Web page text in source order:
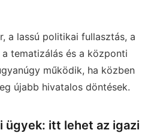
a lassú politikai fullasztás, a
tematizálás és a központi
működik, ha közben
újabb hivatalos döntések.
ügyek: itt lehet az igazi